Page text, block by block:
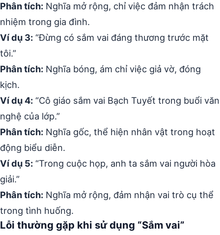
Phân tích: Nghĩa mở rộng, chỉ việc đảm nhận trách
nhiệm trong gia đình.
Ví dụ 3: “Đừng có sắm vai đáng thương trước mặt
tôi.”
Phân tích: Nghĩa bóng, ám chỉ việc giả vờ, đóng
kịch.
Ví dụ 4: “Cô giáo sắm vai Bạch Tuyết trong buổi văn
nghệ của lớp.”
Phân tích: Nghĩa gốc, thể hiện nhân vật trong hoạt
động biểu diễn.
Ví dụ 5: “Trong cuộc họp, anh ta sắm vai người hòa
giải.”
Phân tích: Nghĩa mở rộng, đảm nhận vai trò cụ thể
trong tình huống.
Lỗi thường gặp khi sử dụng “Sắm vai”